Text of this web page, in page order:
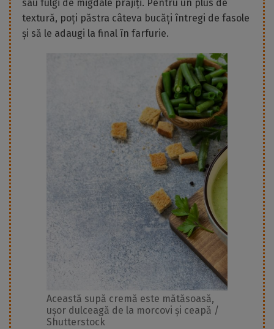
sau fulgi de migdale prăjiți. Pentru un plus de
textură, poți păstra câteva bucăți întregi de fasole
și să le adaugi la final în farfurie.
Această supă cremă este mătăsoasă,
ușor dulceagă de la morcovi și ceapă /
Shutterstock